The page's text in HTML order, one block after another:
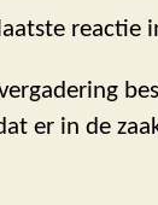
reactie
er in de